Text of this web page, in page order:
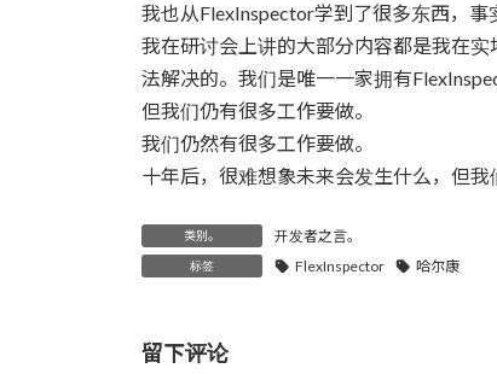
我也从FlexInspector学到了很多东西，事
我在研讨会上讲的大部分内容都是我在
法解决的。我们是唯一一家拥有
但我们仍有很多工作要做。
我们仍然有很多工作要做。
十年后，很难想象未来会发生什么，但我
类别。 开发者之言。
标签 FlexInspector 哈尔康
留下评论